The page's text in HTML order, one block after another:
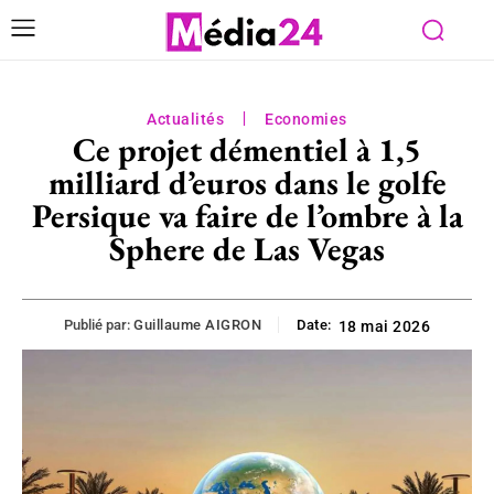
Actualités Economies
Ce projet démentiel à 1,5
milliard d’euros dans le golfe
Persique va faire de l’ombre à la
Sphere de Las Vegas
Publié par: Guillaume AIGRON Date: 18 mai 2026